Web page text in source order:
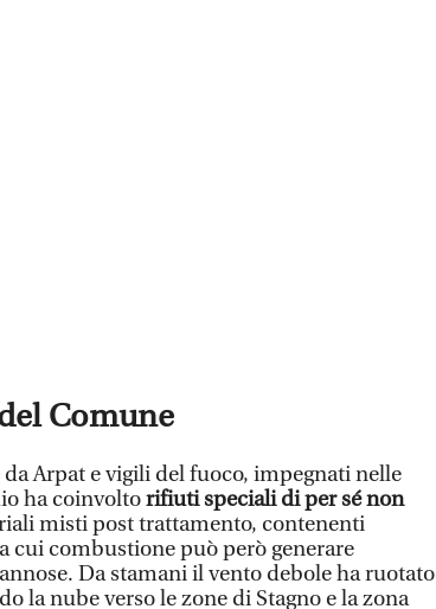
Comune
Arpat e vigili del fuoco, impegnati nelle
ha coinvoltorifiuti speciali di per sé non
misti post trattamento, contenenti
cui combustione può però generare
Da stamani il vento debole ha ruotato
la nube verso le zone di Stagno e la zona